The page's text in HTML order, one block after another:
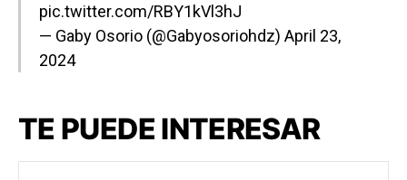
pic.twitter.com/RBY1kVl3hJ
— Gaby Osorio (@Gabyosoriohdz) April 23,
2024
TE PUEDE INTERESAR